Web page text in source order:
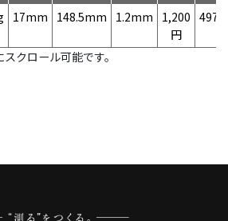
17mm 148.5mm 1.2mm
1,200
円
クロール可能です。